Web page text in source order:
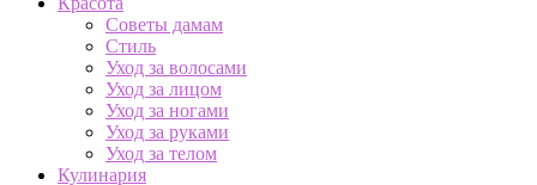
Советы дамам
Стиль
Уход за волосами
Уход за лицом
Уход за ногами
Уход за руками
Уход за телом
Кулинария